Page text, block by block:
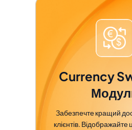
Currency
Забезпечте кращий
клієнтів. Відображайте